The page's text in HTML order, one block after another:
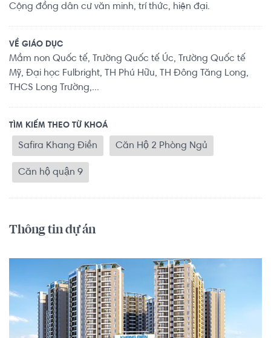
Cộng đồng dân cư văn minh, trí thức, hiện đại.
VỀ GIÁO DỤC
Mầm non Quốc tế, Trường Quốc tế Úc, Trường Quốc tế
Mỹ, Đại học Fulbright, TH Phú Hữu, TH Đông Tăng Long,
THCS Long Trường,...
TÌM KIẾM THEO TỪ KHOÁ
Safira Khang Điền Căn Hộ 2 Phòng Ngủ
Căn hộ quận 9
Thông tin dự án